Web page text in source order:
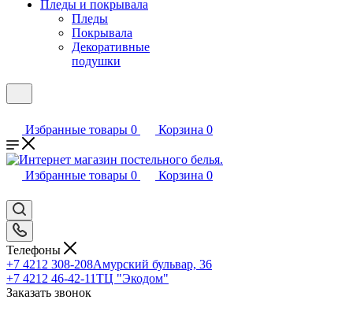
Пледы и покрывала
Пледы
Покрывала
Декоративные
подушки
Избранные товары 0 Корзина 0
Избранные товары 0 Корзина 0
Телефоны
+7 4212 308-208Амурский бульвар, 36
+7 4212 46-42-11ТЦ "Экодом"
Заказать звонок